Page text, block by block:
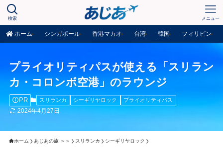
検索 メニュー
ホーム シンガポール 香港マカオ 台湾 韓国 フィリピン
プライオリティパスが使える「スリラン
カ・コロンボ空港」のラウンジ
PR スリランカ シーギリヤロック プライオリティパス
2024年4月27日
ホーム あじあの旅 ＞＞ スリランカ シーギリヤロック